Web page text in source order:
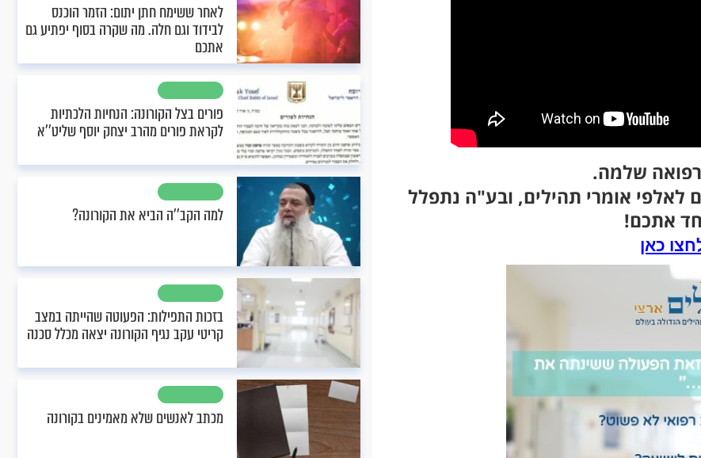
שלמה.
אומרי תהילים, ובע"ה נתפלל
אתכם!
כאן
לאחר ששימח חתן יתום: הזמר הוכנס
לבידוד וגם חלה. מה שקרה בסוף יפתיע גם
אתכם
פורים בצל הקורונה: הנחיות הלכתיות
לקראת פורים מהרב יצחק יוסף שליט’’א
למה הקב’’ה הביא את הקורונה?
בזכות התפילות: הפעוטה שהייתה במצב
קריטי עקב נגיף הקורונה יצאה מכלל סכנה
מכתב לאנשים שלא מאמינים בקורונה